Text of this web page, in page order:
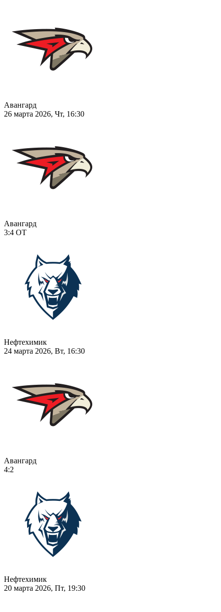
Авангард
26 марта 2026, Чт, 16:30
Авангард
3:4 ОТ
Нефтехимик
24 марта 2026, Вт, 16:30
Авангард
4:2
Нефтехимик
20 марта 2026, Пт, 19:30